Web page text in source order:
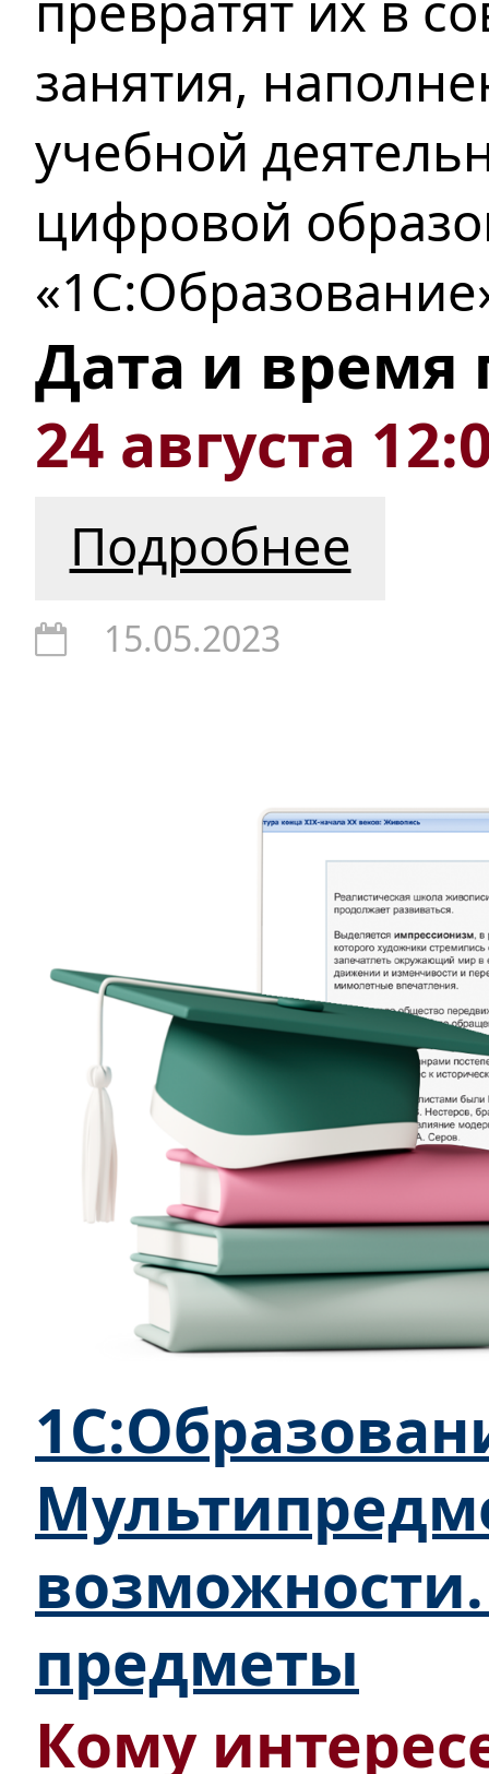
занятия,
учебной
цифровой
Дата и время
24 августа
Подробнее
15.05.2023
предметы
Кому